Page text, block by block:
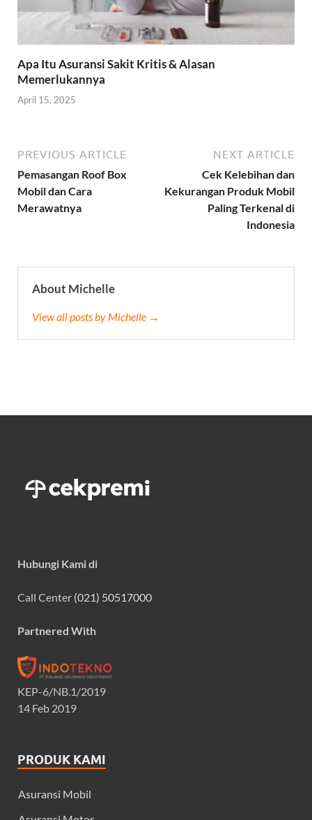
Apa Itu Asuransi Sakit Kritis & Alasan
Memerlukannya
April 15, 2025
PREVIOUS ARTICLE
Pemasangan Roof Box
Mobil dan Cara
Merawatnya
NEXT ARTICLE
Cek Kelebihan dan
Kekurangan Produk Mobil
Paling Terkenal di
Indonesia
About Michelle
View all posts by Michelle →
Hubungi Kami di
Call Center (021) 50517000
Partnered With
KEP-6/NB.1/2019
14 Feb 2019
PRODUK KAMI
Asuransi Mobil